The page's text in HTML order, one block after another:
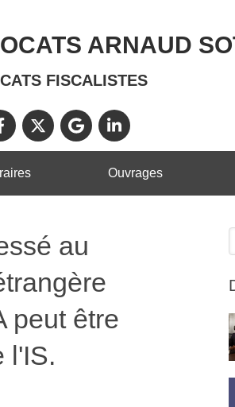
ARNAUD
FISCALISTES
Ouvrages
au
peut être
l'IS.